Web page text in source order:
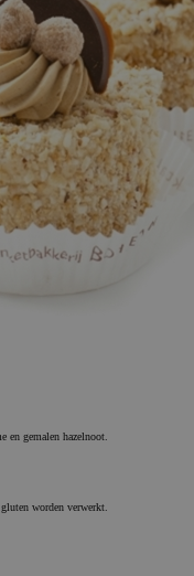
en gemalen hazelnoot.
worden verwerkt.